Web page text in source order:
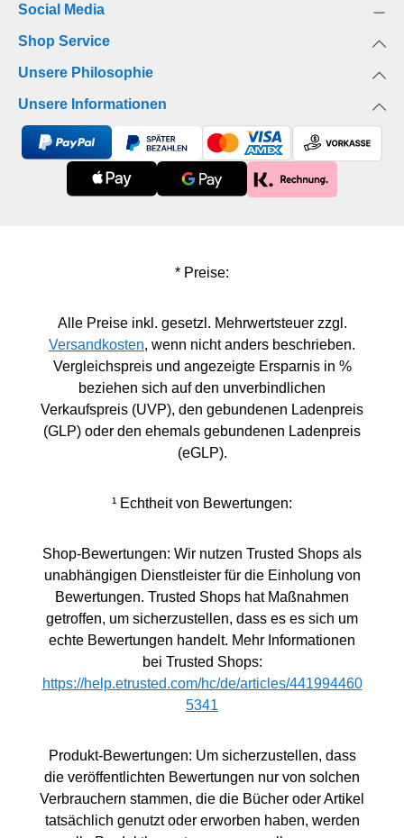
Geburtstage sowie weitere Entwicklungen
enthalten, wie zum Beispiel: ich kann sitzenich
durchschlafenmein erster Urlaub Das ideale
Geschenk zur Schwangerschaft, Geburt, Taufe und
die Baby Shower. Produktdetails:40 Baby-
Meilenstein-Karten inkl. 1 Blanko-KarteAuf jeder
Rückseite ist Platz für persönliche
ErinnerungenGröße: DIN A6 (105 x 148 mm)Die
Social Media
Shop Service
Unsere Philosophie
Unsere Informationen
* Preise:
Alle Preise inkl. gesetzl. Mehrwertsteuer zzgl.
Versandkosten, wenn nicht anders beschrieben.
Vergleichspreis und angezeigte Ersparnis in %
beziehen sich auf den unverbindlichen
Verkaufspreis (UVP), den gebundenen Ladenpreis
(GLP) oder den ehemals gebundenen Ladenpreis
(eGLP).
¹ Echtheit von Bewertungen:
Shop-Bewertungen: Wir nutzen Trusted Shops als
unabhängigen Dienstleister für die Einholung von
Bewertungen. Trusted Shops hat Maßnahmen
getroffen, um sicherzustellen, dass es es sich um
echte Bewertungen handelt. Mehr Informationen
bei Trusted Shops:
https://help.etrusted.com/hc/de/articles/441994460
5341
Produkt-Bewertungen: Um sicherzustellen, dass
die veröffentlichten Bewertungen nur von solchen
Verbrauchern stammen, die die Bücher oder Artikel
tatsächlich genutzt oder erworben haben, werden